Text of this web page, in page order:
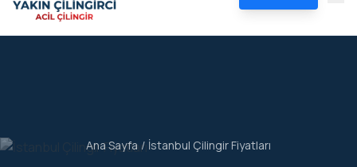
Ana Sayfa / İstanbul Çilingir Fiyatları